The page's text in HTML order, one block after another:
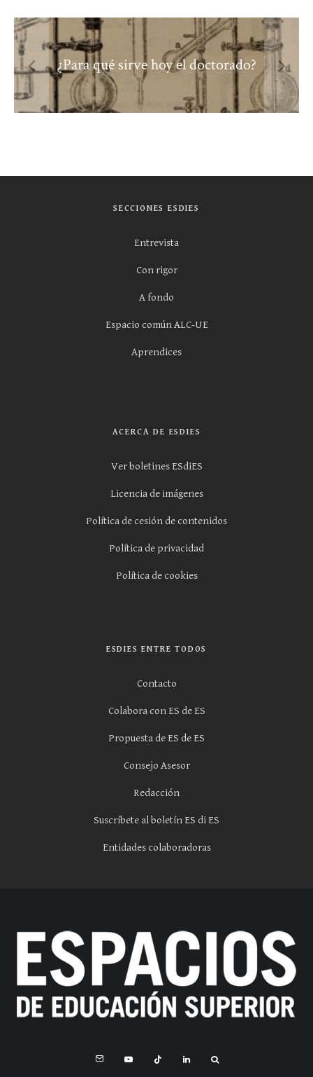
¿Para qué sirve hoy el doctorado?
SECCIONES ESDIES
Entrevista
Con rigor
A fondo
Espacio común ALC-UE
Aprendices
ACERCA DE ESDIES
Ver boletines ESdiES
Licencia de imágenes
Política de cesión de contenidos
Política de privacidad
Política de cookies
ESDIES ENTRE TODOS
Contacto
Colabora con ES de ES
Propuesta de ES de ES
Consejo Asesor
Redacción
Suscríbete al boletín ES di ES
Entidades colaboradoras